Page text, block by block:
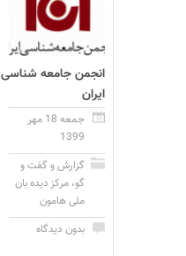
انجمن جامعه شناسی
ایران
جمعه 18 مهر
1399
گزارش و گفت و
گو، مرکز دیده بان
ملی هامون
بدون دیدگاه